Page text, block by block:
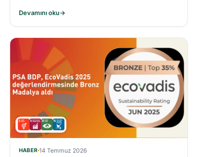
Responsible® Faz-1 sürecini tamamlayarak
ambalaj sektöründe bir ilke imza attı.
Devamını oku→
HABER 14 Temmuz 2026